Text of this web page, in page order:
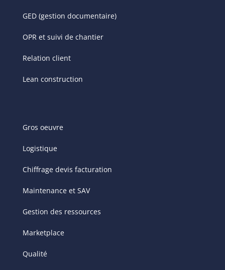
GED (gestion documentaire)
OPR et suivi de chantier
Relation client
Lean construction
Gros oeuvre
Logistique
Chiffrage devis facturation
Maintenance et SAV
Gestion des ressources
Marketplace
Qualité